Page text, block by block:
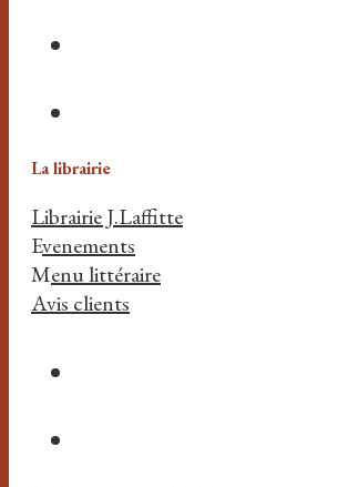
La librairie
Librairie J.Laffitte
Evenements
Menu littéraire
Avis clients